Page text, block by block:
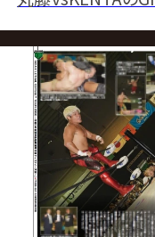
ト＆「Champ Talk